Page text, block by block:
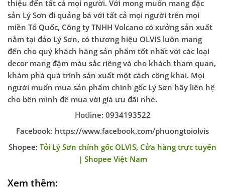
thiệu đến tất cả mọi người. Với mong muốn mang đặc
sản Lý Sơn đi quảng bá với tất cả mọi người trên mọi
miền Tổ Quốc, Công ty TNHH Volcano có xưởng sản xuất
nằm tại đảo Lý Sơn, có thương hiệu OLVIS luôn mang
đến cho quý khách hàng sản phẩm tốt nhất với các loại
decor mang đậm màu sắc riêng và cho khách tham quan,
khám phá quá trình sản xuất một cách công khai. Mọi
người muốn mua sản phẩm chính gốc Lý Sơn hãy liên hệ
cho bên mình để mua với giá ưu đãi nhé.
Hotline: 0934193522
Facebook: https://www.facebook.com/phuongtoiolvis
Shopee: Tỏi Lý Sơn chính gốc OLVIS, Cửa hàng trực tuyến
| Shopee Việt Nam
Xem thêm: